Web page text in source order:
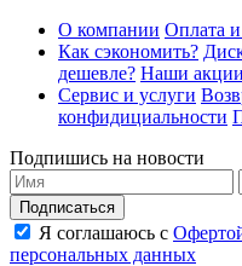
О компании Оплата и
Как сэкономить?
дешевле? Наши акции
Сервис и услуги
конфидициальности
Подпишиcь на новости
Я соглашаюсь с
персональных данных